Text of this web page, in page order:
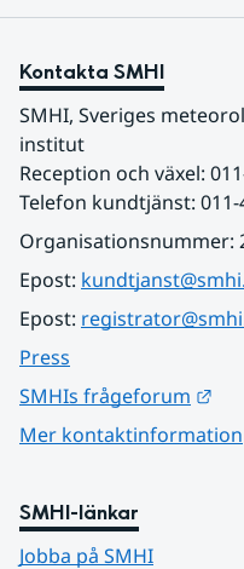
Kontakta SMHI
SMHI, Sveriges
institut
Reception och växel:
Telefon kundtjänst: 011-
Organisationsnummer:
Epost:
Epost:
Press
SMHIs frågeforum
Mer kontaktinformation
SMHI-länkar
Jobba på SMHI